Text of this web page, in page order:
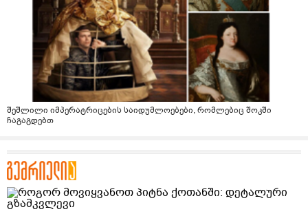
შეშლილი იმპერატრიცების საიდუმლოებები, რომლებიც შოკში
ჩაგაგდებთ